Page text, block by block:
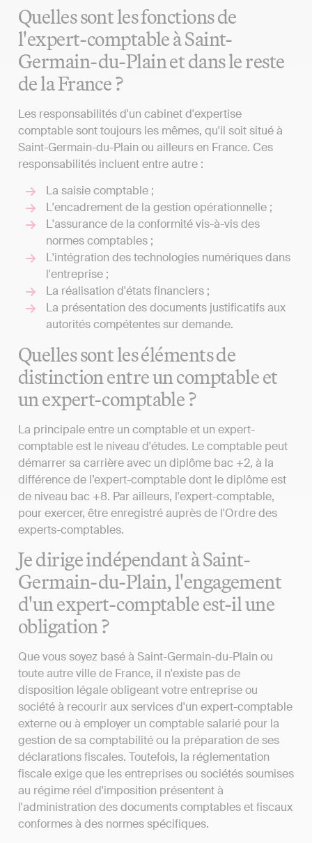
Quelles sont les fonctions de
l'expert-comptable à Saint-
Germain-du-Plain et dans le reste
de la France ?
Les responsabilités d'un cabinet d'expertise
comptable sont toujours les mêmes, qu'il soit situé à
Saint-Germain-du-Plain ou ailleurs en France. Ces
responsabilités incluent entre autre :
La saisie comptable ;
L'encadrement de la gestion opérationnelle ;
L'assurance de la conformité vis-à-vis des
normes comptables ;
L'intégration des technologies numériques dans
l'entreprise ;
La réalisation d'états financiers ;
La présentation des documents justificatifs aux
autorités compétentes sur demande.
Quelles sont les éléments de
distinction entre un comptable et
un expert-comptable ?
La principale entre un comptable et un expert-
comptable est le niveau d'études. Le comptable peut
démarrer sa carrière avec un diplôme bac +2, à la
différence de l’expert-comptable dont le diplôme est
de niveau bac +8. Par ailleurs, l'expert-comptable,
pour exercer, être enregistré auprès de l'Ordre des
experts-comptables.
Je dirige indépendant à Saint-
Germain-du-Plain, l'engagement
d'un expert-comptable est-il une
obligation ?
Que vous soyez basé à Saint-Germain-du-Plain ou
toute autre ville de France, il n'existe pas de
disposition légale obligeant votre entreprise ou
société à recourir aux services d'un expert-comptable
externe ou à employer un comptable salarié pour la
gestion de sa comptabilité ou la préparation de ses
déclarations fiscales. Toutefois, la réglementation
fiscale exige que les entreprises ou sociétés soumises
au régime réel d'imposition présentent à
l'administration des documents comptables et fiscaux
conformes à des normes spécifiques.